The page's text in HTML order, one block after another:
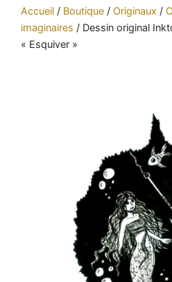
Accueil / Boutique / Originaux /
imaginaires / Dessin original
« Esquiver »